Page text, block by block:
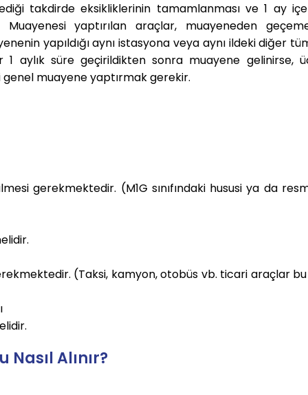
takdirde eksikliklerinin tamamlanması ve 1 ay
yaptırılan araçlar, muayeneden
yapıldığı aynı istasyona veya aynı ildeki diğer
1 aylık süre geçirildikten sonra muayene gelinirse,
muayene yaptırmak gerekir.
gerekmektedir. (M1G sınıfındaki hususi ya da
(Taksi, kamyon, otobüs vb. ticari araçlar
Alınır?